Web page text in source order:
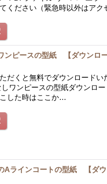
ください（緊急時以外はア
ンピースの型紙 【ダウンロー
だくと無料でダウンロード
ワンピースの型紙ダウンロ
した時はここか…
Aラインコートの型紙 【ダウ